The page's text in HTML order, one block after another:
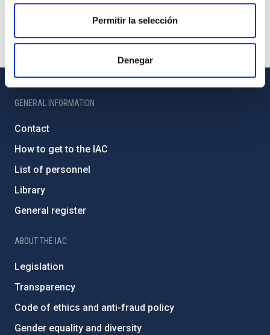
Permitir la selección
Denegar
GENERAL INFORMATION
Contact
How to get to the IAC
List of personnel
Library
General register
ABOUT THE IAC
Legislation
Transparency
Code of ethics and anti-fraud policy
Gender equality and diversity